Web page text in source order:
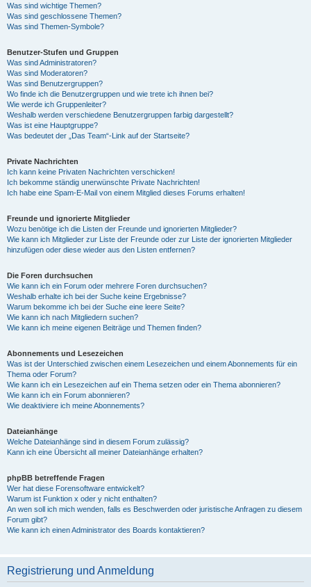
Was sind wichtige Themen?
Was sind geschlossene Themen?
Was sind Themen-Symbole?
Benutzer-Stufen und Gruppen
Was sind Administratoren?
Was sind Moderatoren?
Was sind Benutzergruppen?
Wo finde ich die Benutzergruppen und wie trete ich ihnen bei?
Wie werde ich Gruppenleiter?
Weshalb werden verschiedene Benutzergruppen farbig dargestellt?
Was ist eine Hauptgruppe?
Was bedeutet der „Das Team“-Link auf der Startseite?
Private Nachrichten
Ich kann keine Privaten Nachrichten verschicken!
Ich bekomme ständig unerwünschte Private Nachrichten!
Ich habe eine Spam-E-Mail von einem Mitglied dieses Forums erhalten!
Freunde und ignorierte Mitglieder
Wozu benötige ich die Listen der Freunde und ignorierten Mitglieder?
Wie kann ich Mitglieder zur Liste der Freunde oder zur Liste der ignorierten Mitglieder
hinzufügen oder diese wieder aus den Listen entfernen?
Die Foren durchsuchen
Wie kann ich ein Forum oder mehrere Foren durchsuchen?
Weshalb erhalte ich bei der Suche keine Ergebnisse?
Warum bekomme ich bei der Suche eine leere Seite?
Wie kann ich nach Mitgliedern suchen?
Wie kann ich meine eigenen Beiträge und Themen finden?
Abonnements und Lesezeichen
Was ist der Unterschied zwischen einem Lesezeichen und einem Abonnements für ein
Thema oder Forum?
Wie kann ich ein Lesezeichen auf ein Thema setzen oder ein Thema abonnieren?
Wie kann ich ein Forum abonnieren?
Wie deaktiviere ich meine Abonnements?
Dateianhänge
Welche Dateianhänge sind in diesem Forum zulässig?
Kann ich eine Übersicht all meiner Dateianhänge erhalten?
phpBB betreffende Fragen
Wer hat diese Forensoftware entwickelt?
Warum ist Funktion x oder y nicht enthalten?
An wen soll ich mich wenden, falls es Beschwerden oder juristische Anfragen zu diesem
Forum gibt?
Wie kann ich einen Administrator des Boards kontaktieren?
Registrierung und Anmeldung